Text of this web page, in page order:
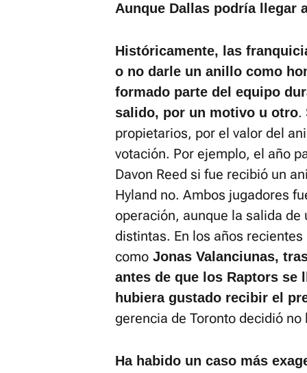
Aunque Dallas podría llegar
Históricamente, las
o no darle un anillo como
formado parte del equipo
salido, por un motivo u otro.
propietarios, por el valor del
votación. Por ejemplo, el año
Davon Reed si fue recibió un
Hyland no. Ambos jugadores
operación, aunque la salida
distintas. En los años
como Jonas Valanciunas,
antes de que los Raptors
hubiera gustado recibir el
gerencia de Toronto decidió no
Ha habido un caso más